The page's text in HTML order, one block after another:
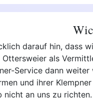
darauf hin, dass
als
Service dann
und ihrer
nicht an uns zu